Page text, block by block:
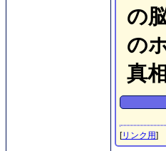
の
の
真
[リンク用]